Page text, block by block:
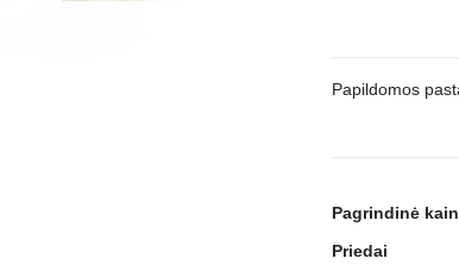
Papildomos
Pagrindinė
Priedai